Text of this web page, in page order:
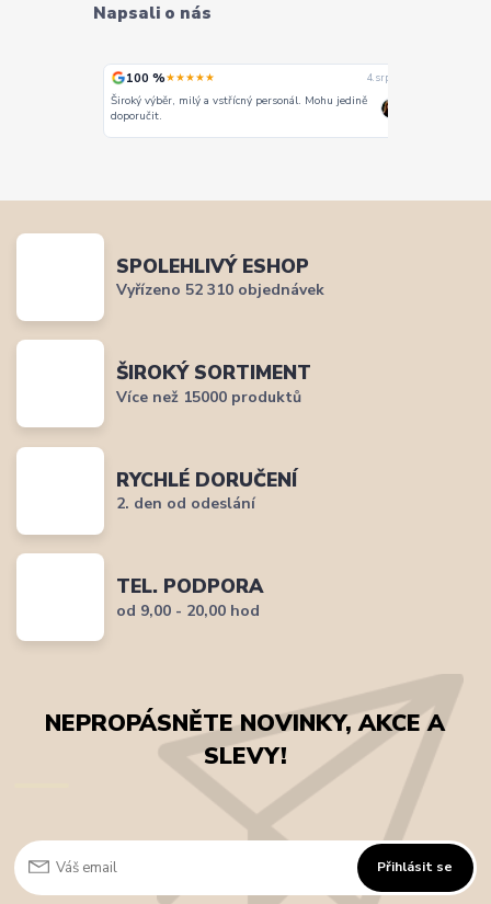
Napsali o nás
100 %★★★★★ 4. srpna
Široký výběr, milý a vstřícný personál. Mohu jedině
doporučit.
SPOLEHLIVÝ ESHOP
Vyřízeno 52 310 objednávek
ŠIROKÝ SORTIMENT
Více než 15000 produktů
RYCHLÉ DORUČENÍ
2. den od odeslání
TEL. PODPORA
od 9,00 - 20,00 hod
NEPROPÁSNĚTE NOVINKY, AKCE A
SLEVY!
Přihlásit se